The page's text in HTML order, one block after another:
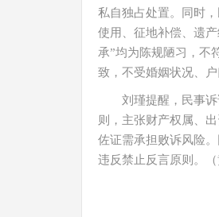
私自独占处置。同时
使用、征地补偿、遗
承”均为陈规陋习，不
致，不受婚姻状况、户
刘瑾提醒，民事
则，主张财产权属、
佐证需承担败诉风险
违反禁止反言原则。（